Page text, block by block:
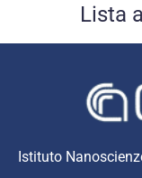
Lista
Istituto